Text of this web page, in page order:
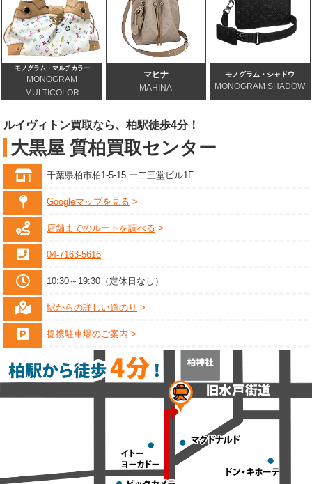
モノグラム・マルチカラー
MONOGRAM
MULTICOLOR
マヒナ
MAHINA
モノグラム・シャドウ
MONOGRAM SHADOW
ルイヴィトン買取なら、柏駅徒歩4分！
大黒屋 質柏買取センター
千葉県柏市柏1-5-15 一二三堂ビル1F
Googleマップを見る
店舗までのルートを調べる
04-7163-5616
10:30～19:30（定休日なし）
駅からの詳しい道のり
提携駐車場のご案内